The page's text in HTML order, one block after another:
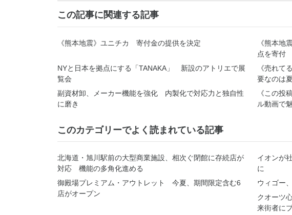
この記事に関連する記事
《熊本地震》ユニチカ 寄付金の提供を決定
《熊本
点を寄付
NYと日本を拠点にする「TANAKA」 新設のアトリエで展
覧会
《売れて
要なのは
副資材卸、メーカー機能を強化 内製化で対応力と独自性
に磨き
《この投
ル動画で
このカテゴリーでよく読まれている記事
北海道・旭川駅前の大型商業施設、相次ぐ閉館に存続店が
対応 機能の多角化進める
イオンが
に
御殿場プレミアム・アウトレット 今夏、期間限定含む6
店がオープン
ウィゴー
クオーツ
来街者に